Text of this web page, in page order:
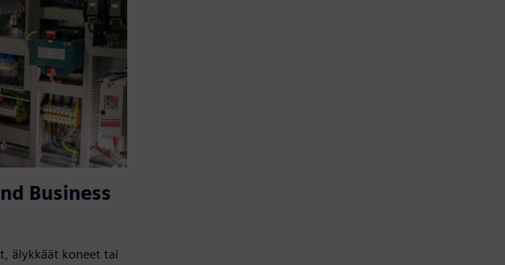
Business
älykkäät koneet tai